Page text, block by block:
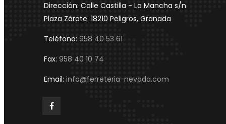
Dirección: Calle Castilla - La Mancha s/n
Plaza Zárate. 18210 Peligros, Granada
Teléfono: 958 40 53 61
Fax: 958 40 10 74
Email: info@ferreteria-nevada.com